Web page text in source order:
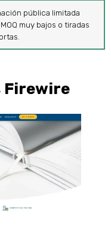
pública limitada
muy bajos o tiradas
Firewire